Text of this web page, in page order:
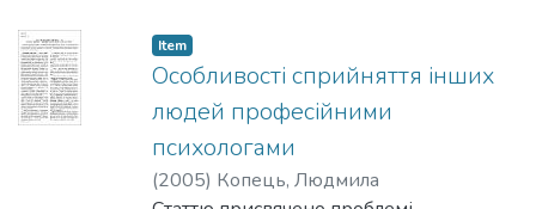
сформувалися своєрідні лінії
дослідження цього досить складного
феномену. Стаття має на меті
проаналізувати особливості досліджень
в означеній тематичній області,
представити огляд основних
Item
Особливості сприйняття інших
людей професійними
психологами
(2005) Копець, Людмила